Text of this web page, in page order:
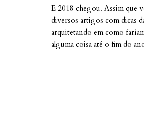
E 2018 chegou. Assim que
diversos artigos com dicas
arquitetando em como
alguma coisa até o fim do